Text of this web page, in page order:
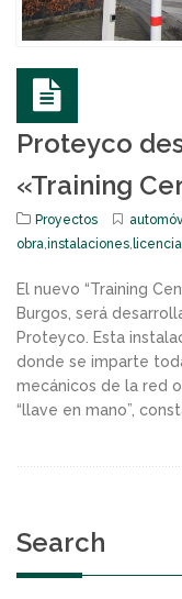
Proteyco
«Training
Proyectos
obra,instalaciones,
El nuevo “Training
Burgos, será
Proteyco. Esta
donde se imparte
mecánicos de la red
“llave en mano”,
Search